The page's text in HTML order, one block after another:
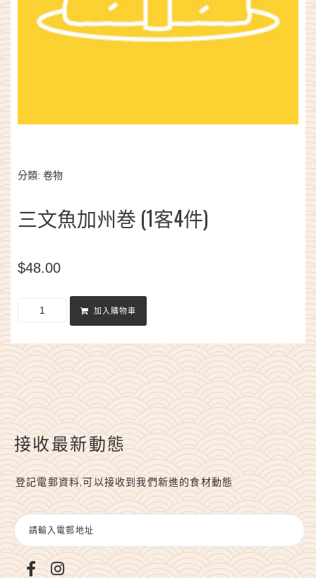
分類: 卷物
三文魚加州巻 (1客4件)
$48.00
加入購物車
接收最新動態
登記電郵資料,可以接收到我們新進的食材動態